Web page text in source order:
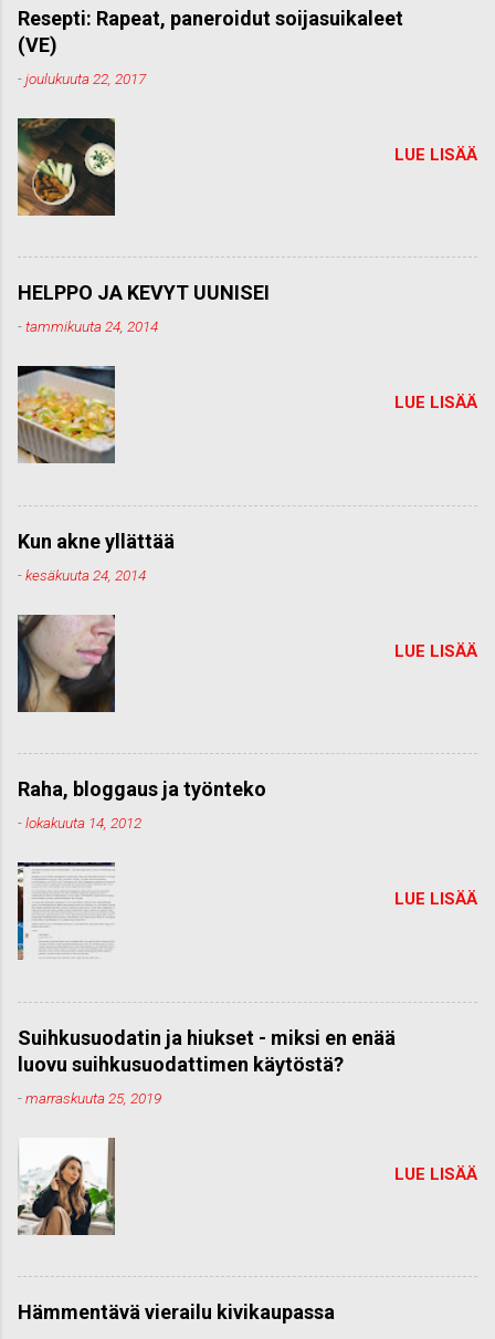
m
e
n
t
Resepti: Rapeat, paneroidut soijasuikaleet
(VE)
-joulukuuta 22, 2017
LUE LISÄÄ
HELPPO JA KEVYT UUNISEI
-tammikuuta 24, 2014
LUE LISÄÄ
Kun akne yllättää
-kesäkuuta 24, 2014
LUE LISÄÄ
Raha, bloggaus ja työnteko
-lokakuuta 14, 2012
LUE LISÄÄ
Suihkusuodatin ja hiukset - miksi en enää
luovu suihkusuodattimen käytöstä?
-marraskuuta 25, 2019
LUE LISÄÄ
Hämmentävä vierailu kivikaupassa